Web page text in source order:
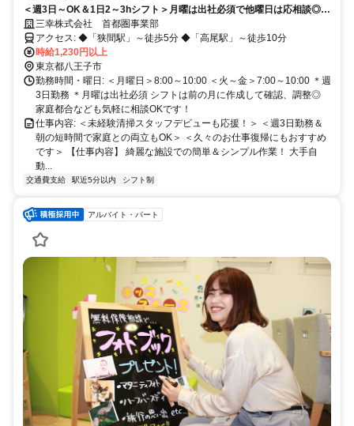
＜週3日～OK＆1日2～3hシフト＞月曜は出社必須で他曜日は応相談◎朝
のスキマ時間でお小遣い稼ぎ♪
三幸株式会社 首都圏事業部
アクセス: ◆「狭間駅」～徒歩5分 ◆「高尾駅」～徒歩10分
時給1,230円以上
東京都八王子市
勤務時間・曜日: ＜月曜日＞8:00～10:00 ＜火～金＞7:00～10:00 ＊週
3日勤務 ＊月曜は出社必須 シフトは前の月に作成して確認、調整◎
家庭都合なども気軽に相談OKです！
仕事内容: ＜未経験清掃スタッフデビューも応援！＞ ＜週3日勤務＆
朝の短時間で家庭との両立もOK＞ ＜久々のお仕事復帰にもおすすめ
です＞ 【仕事内容】 綺麗な施設での簡単＆シンプル作業！ 大手自
動...
交通費支給 駅近5分以内 シフト制
アルバイト・パート